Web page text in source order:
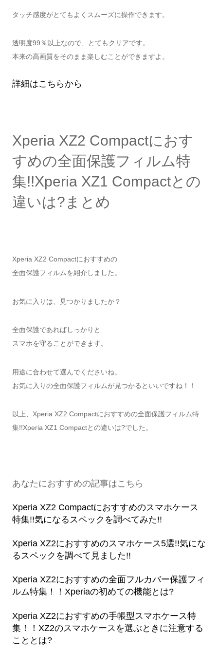
タッチ感度がとてもよくスムーズに操作できます。
透明度99％以上なので、とてもクリアです。
本来の高画質をそのまま楽しむことができますよ。
詳細はこちらから
Xperia XZ2 Compactにおす
すめの全面保護フィルム特
集!!Xperia XZ1 Compactとの
違いは?まとめ
Xperia XZ2 Compactにおすすめの
全面保護フィルムを紹介しました。
お気に入りは、見つかりましたか？
全面保護であればしっかりと
スマホを守ることができます。
用途に合わせて選んでくださいね。
お気に入りの全面保護フィルムが見つかるといいですね！！
以上、Xperia XZ2 Compactにおすすめの全面保護フィルム特
集!!Xperia XZ1 Compactとの違いは?でした。
あなたにおすすめの記事はこちら
Xperia XZ2 Compactにおすすめのスマホケース
特集!!気になるスペックを調べてみた!!
Xperia XZ2におすすめのスマホケース5選!!気にな
るスペックを調べて見ました!!
Xperia XZ2におすすめの全面フルカバー保護フィ
ルム特集！！Xperiaの初めての機能とは?
Xperia XZ2におすすめの手帳型スマホケース特
集！！XZ2のスマホケースを選ぶときに注意する
こととは?